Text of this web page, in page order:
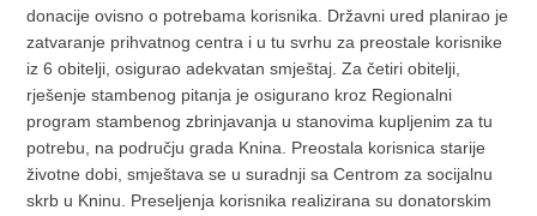
donacije ovisno o potrebama korisnika. Državni ured planirao je
zatvaranje prihvatnog centra i u tu svrhu za preostale korisnike
iz 6 obitelji, osigurao adekvatan smještaj. Za četiri obitelji,
rješenje stambenog pitanja je osigurano kroz Regionalni
program stambenog zbrinjavanja u stanovima kupljenim za tu
potrebu, na području grada Knina. Preostala korisnica starije
životne dobi, smještava se u suradnji sa Centrom za socijalnu
skrb u Kninu. Preseljenja korisnika realizirana su donatorskim